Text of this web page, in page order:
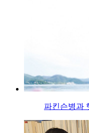
파킨슨병과